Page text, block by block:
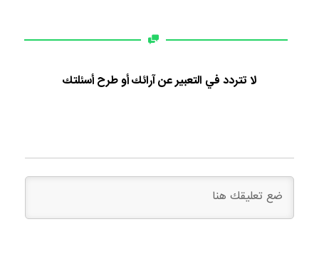
لا تتردد في التعبير عن آرائك أو طرح أسئلتك